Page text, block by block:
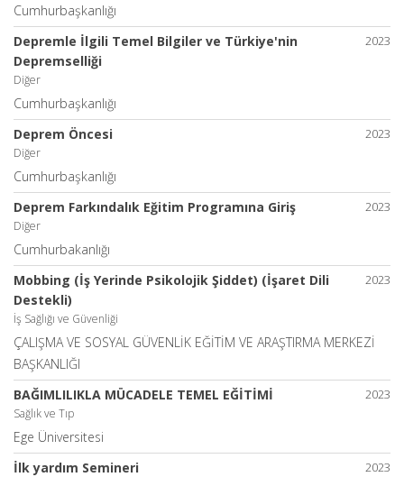
Cumhurbaşkanlığı
2023
Depremle İlgili Temel Bilgiler ve Türkiye'nin
Depremselliği
Diğer
Cumhurbaşkanlığı
2023
Deprem Öncesi
Diğer
Cumhurbaşkanlığı
2023
Deprem Farkındalık Eğitim Programına Giriş
Diğer
Cumhurbakanlığı
2023
Mobbing (İş Yerinde Psikolojik Şiddet) (İşaret Dili
Destekli)
İş Sağlığı ve Güvenliği
ÇALIŞMA VE SOSYAL GÜVENLİK EĞİTİM VE ARAŞTIRMA MERKEZİ
BAŞKANLIĞI
2023
BAĞIMLILIKLA MÜCADELE TEMEL EĞİTİMİ
Sağlık ve Tıp
Ege Üniversitesi
2023
İlk yardım Semineri